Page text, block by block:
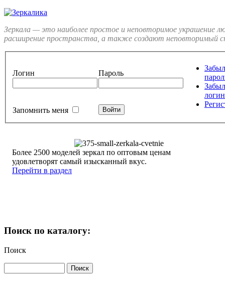
Зеркала — это наиболее простое и неповторимое украшение
расширение пространства, а также создают неповторимый
Логин Пароль
Запомнить меня
Более 2500 моделей зеркал по оптовым ценам
удовлетворят самый изысканный вкус.
Перейти в раздел
Поиск по каталогу:
Поиск